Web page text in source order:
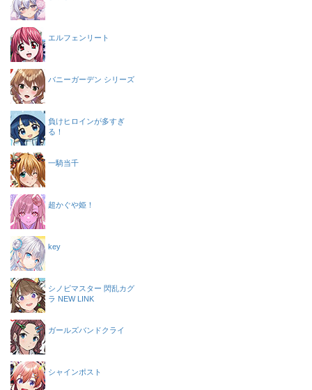
エルフェンリート
バニーガーデン シリーズ
負けヒロインが多すぎ
る！
一騎当千
超かぐや姫！
key
シノビマスター 閃乱カグ
ラ NEW LINK
ガールズバンドクライ
シャインポスト